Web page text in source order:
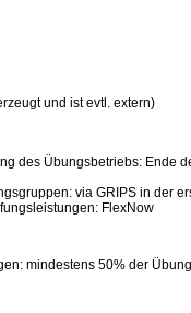
und ist evtl. extern)
des Übungsbetriebs: Ende
via GRIPS in der
FlexNow
mindestens 50% der